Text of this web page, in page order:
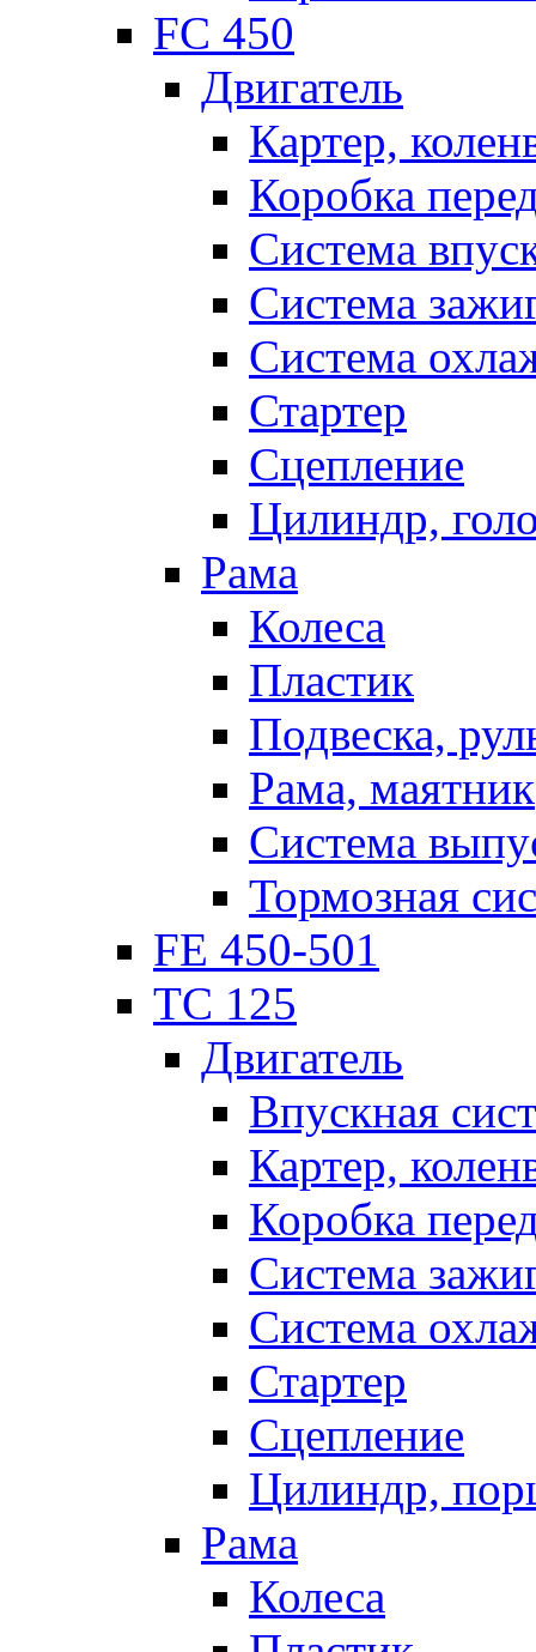
FC 450
Двигатель
Картер,
Коробка
Система
Система
Система
Стартер
Сцепление
Цилиндр,
Рама
Колеса
Пластик
Подвеска,
Рама, маятник
Система
Тормозная
FE 450-501
TC 125
Двигатель
Впускная
Картер,
Коробка
Система
Система
Стартер
Сцепление
Цилиндр,
Рама
Колеса